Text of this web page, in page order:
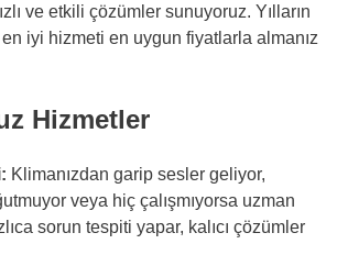
ve etkili çözümler sunuyoruz. Yılların
iyi hizmeti en uygun fiyatlarla almanız
Hizmetler
Klimanızdan garip sesler geliyor,
veya hiç çalışmıyorsa uzman
sorun tespiti yapar, kalıcı çözümler